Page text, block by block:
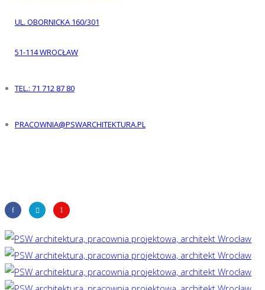
UL. OBORNICKA 160/301
51-114WROCŁAW
TEL.: 71 712 87 80
PRACOWNIA@PSWARCHITEKTURA.PL